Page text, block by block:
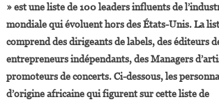
» est une liste de 100 leaders influents de
mondiale qui évoluent hors des États-Unis. La
comprend des dirigeants de labels, des éditeurs
entrepreneurs indépendants, des Managers
promoteurs de concerts. Ci-dessous, les
d’origine africaine qui figurent sur cette liste de